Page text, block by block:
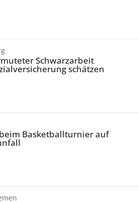
Schwarzarbeit
schätzen
Basketballturnier auf